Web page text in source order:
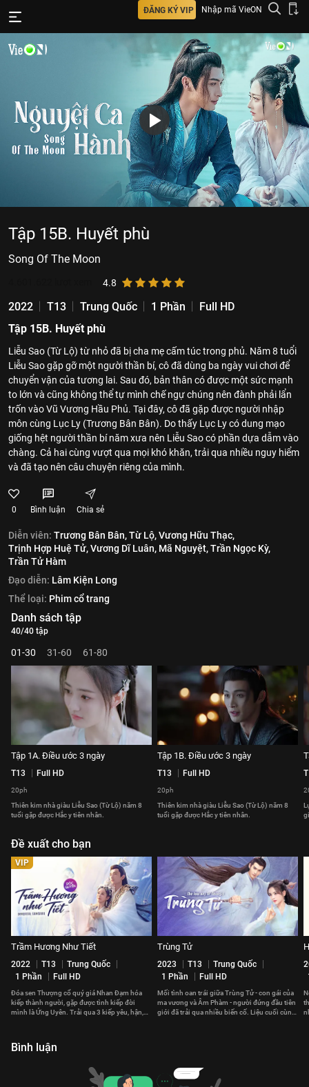
ĐĂNG KÝ VIP Nhập mã VieON
Tập 15B. Huyết phù
Song Of The Moon
4.8
2022 T13 Trung Quốc 1 Phần
Full HD
Tập 15B. Huyết phù
Liễu Sao (Từ Lộ) từ nhỏ đã bị cha mẹ cấm túc trong phủ. Năm 8 tuổi
Liễu Sao gặp gỡ một người thần bí, cô đã dùng ba ngày vui chơi để
chuyển vận của tương lai. Sau đó, bản thân có được một sức mạnh
to lớn và cũng không thể tự mình chế ngự chúng nên đành phải lẩn
trốn vào Vũ Vương Hầu Phủ. Tại đây, cô đã gặp được người nhập
môn cùng Lục Ly (Trương Bân Bân). Do thấy Lục Ly có dung mạo
giống hệt người thần bí năm xưa nên Liễu Sao có phần dựa dẫm vào
chàng. Cả hai cùng vượt qua mọi khó khăn, trải qua nhiều nguy hiểm
và đã tạo nên câu chuyện riêng của mình.
0 Bình luận Chia sẻ
Diễn viên: Trương Bân Bân,Từ Lộ,Vương Hữu Thạc,
Trịnh Hợp Huệ Tử,Vương Dĩ Luân, Mã Nguyệt,Trần Ngọc Kỳ,
Trần Tử Hàm
Đạo diễn: Lâm Kiện Long
Thể loại: Phim cổ trang
Danh sách tập
40/40 tập
01-30 31-60 61-80
Tập 1A. Điều ước 3 ngày
T13 Full HD
20ph
Thiên kim nhà giàu Liễu Sao (Từ Lộ) năm 8
tuổi gặp được Hắc y tiên nhân.
Tập 1B. Điều ước 3 ngày
T13 Full HD
20ph
Thiên kim nhà giàu Liễu Sao (Từ Lộ) năm 8
tuổi gặp được Hắc y tiên nhân.
Đề xuất cho bạn
VIP
Trầm Hương Như Tiết
2022 T13
Trung Quốc
1 Phần
Full HD
Đóa sen Thượng cổ quý giá Nhan Đạm hóa
kiếp thành người, gặp được tình kiếp đời
mình là Ứng Uyên. Trải qua 3 kiếp yêu, hận,
Trùng Tử
2023 T13
Trung Quốc
1 Phần
Full HD
Mối tình oan trái giữa Trùng Tử - con gái của
ma vương và Âm Phàm - người đứng đầu tiên
giới đã trải qua nhiều biến cố. Liệu cuối cùng,
Bình luận